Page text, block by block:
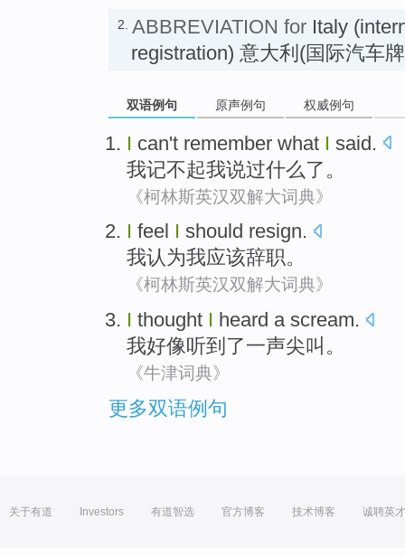
2. ABBREVIATION for Italy
registration) 意大利(国际汽车
双语例句 原声例句 权威例句
I can't remember what I said.
我记不起我说过什么了 。
《柯林斯英汉双解大词典》
I feel I should resign.
我认为我应该辞职。
《柯林斯英汉双解大词典》
I thought I heard a scream.
我好像听到 了一声尖叫 。
《牛津词典》
更多双语例句
关于有道 Investors 有道智选 官方博客 技术博客 诚聘英才